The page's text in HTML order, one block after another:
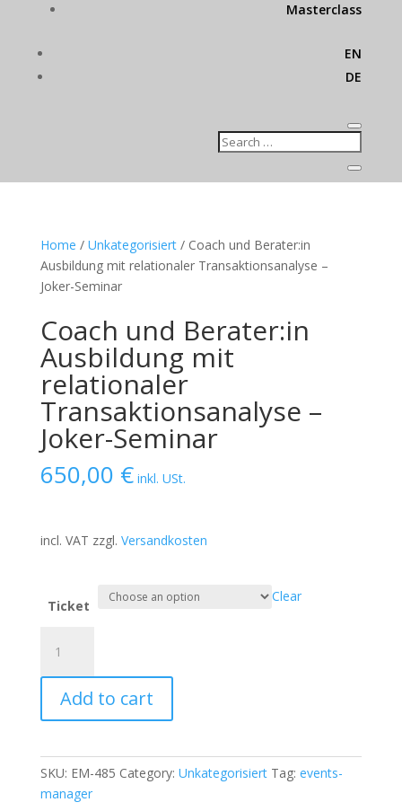
Masterclass
EN
DE
Home / Unkategorisiert/ Coach und Berater:in
Ausbildung mit relationaler Transaktionsanalyse –
Joker-Seminar
Coach und Berater:in
Ausbildung mit
relationaler
Transaktionsanalyse –
Joker-Seminar
650,00 € inkl. USt.
incl. VAT zzgl. Versandkosten
Ticket
Clear
und
Berater:in
Ausbildung
mit
Transaktionsanalyse
-
Joker-
Add to cart
SKU: EM-485 Category: Unkategorisiert Tag: events-
manager